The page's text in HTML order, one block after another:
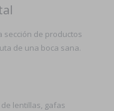
sección de productos
de una boca sana.
lentillas, gafas